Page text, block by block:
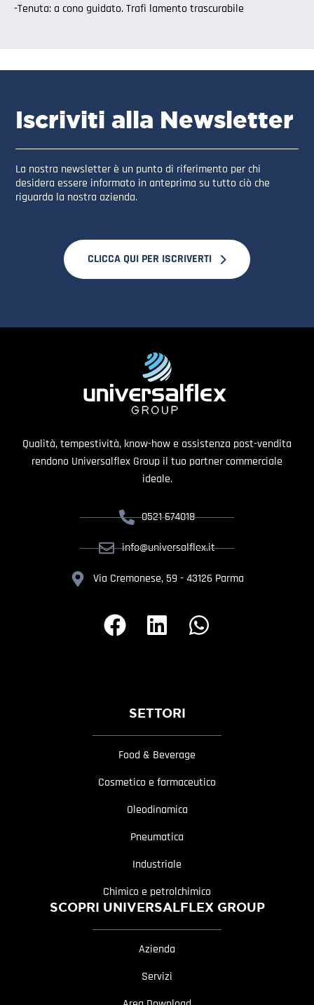
-Tenuta: a cono guidato. Trafi lamento trascurabile
Iscriviti alla Newsletter
La nostra newsletter è un punto di riferimento per chi
desidera essere informato in anteprima su tutto ciò che
riguarda la nostra azienda.
CLICCA QUI PER ISCRIVERTI
Qualità, tempestività, know-how e assistenza post-vendita
rendono Universalflex Group il tuo partner commerciale
ideale.
0521 674018
info@universalflex.it
Via Cremonese, 59 - 43126 Parma
SETTORI
Food & Beverage
Cosmetico e farmaceutico
Oleodinamica
Pneumatica
Industriale
Chimico e petrolchimico
SCOPRI UNIVERSALFLEX GROUP
Azienda
Servizi